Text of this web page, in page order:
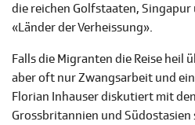
die reichen Golfstaaten,
«Länder der Verheissung».
Falls die Migranten die Reise heil
aber oft nur Zwangsarbeit und
Florian Inhauser diskutiert mit
Grossbritannien und Südostasien